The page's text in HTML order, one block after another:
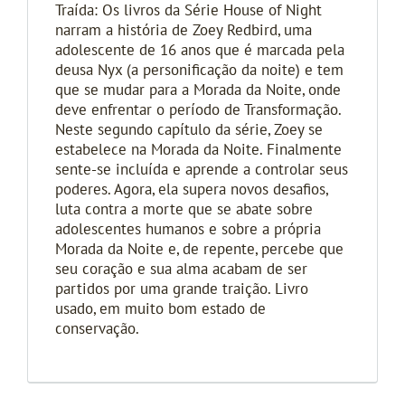
Traída: Os livros da Série House of Night
narram a história de Zoey Redbird, uma
adolescente de 16 anos que é marcada pela
deusa Nyx (a personificação da noite) e tem
que se mudar para a Morada da Noite, onde
deve enfrentar o período de Transformação.
Neste segundo capítulo da série, Zoey se
estabelece na Morada da Noite. Finalmente
sente-se incluída e aprende a controlar seus
poderes. Agora, ela supera novos desafios,
luta contra a morte que se abate sobre
adolescentes humanos e sobre a própria
Morada da Noite e, de repente, percebe que
seu coração e sua alma acabam de ser
partidos por uma grande traição. Livro
usado, em muito bom estado de
conservação.